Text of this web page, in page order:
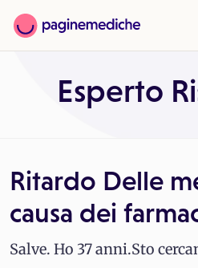
Esperto
Ritardo Delle
causa dei
Salve. Ho 37 anni.Sto